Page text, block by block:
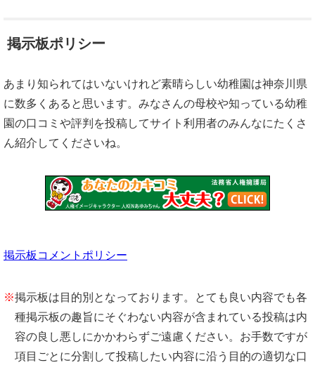
掲示板ポリシー
あまり知られてはいないけれど素晴らしい幼稚園は神奈川県
に数多くあると思います。みなさんの母校や知っている幼稚
園の口コミや評判を投稿してサイト利用者のみんなにたくさ
ん紹介してくださいね。
掲示板コメントポリシー
※掲示板は目的別となっております。とても良い内容でも各
種掲示板の趣旨にそぐわない内容が含まれている投稿は内
容の良し悪しにかかわらずご遠慮ください。お手数ですが
項目ごとに分割して投稿したい内容に沿う目的の適切な口